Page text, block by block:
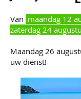
Van maandag 12
zaterdag 24
Maandag 26
uw dienst!